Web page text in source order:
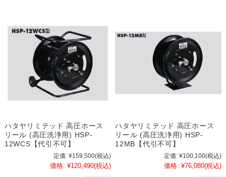
ハタヤリミテッド 高圧ホース
リール (高圧洗浄用) HSP-
12WCS【代引不可】
定価: ¥159,500(税込)
価格: ¥120,490(税込)
ハタヤリミテッド 高圧ホース
リール (高圧洗浄用) HSP-
12MB【代引不可】
定価: ¥100,100(税込)
価格: ¥76,080(税込)